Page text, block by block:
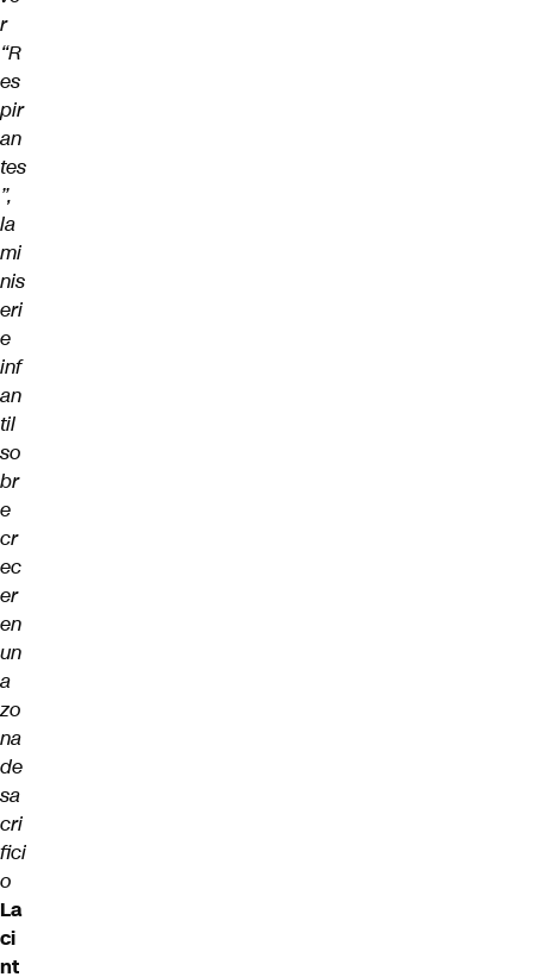
r
“R
es
pir
an
tes
”,
la
mi
nis
eri
e
inf
an
til
so
br
e
cr
ec
er
en
un
a
zo
na
de
sa
cri
fici
o
La
ci
nt